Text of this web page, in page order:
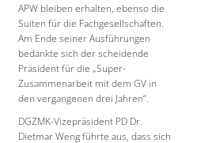
APW bleiben erhalten, ebenso die
Suiten für die Fachgesellschaften.
Am Ende seiner Ausführungen
bedankte sich der scheidende
Präsident für die „Super-
Zusammenarbeit mit dem GV in
den vergangenen drei Jahren“.
DGZMK-Vizepräsident PD Dr.
Dietmar Weng führte aus, dass sich